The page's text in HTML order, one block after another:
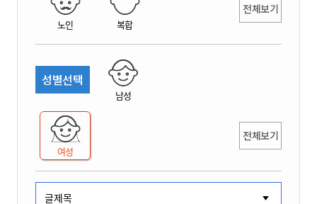
노인 복합
전체보기
성별선택
남성
여성
전체보기